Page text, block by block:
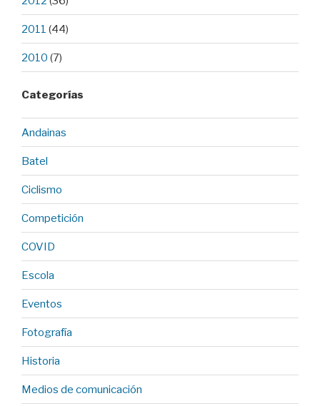
2011 (44)
2010 (7)
Categorías
Andainas
Batel
Ciclismo
Competición
COVID
Escola
Eventos
Fotografía
Historia
Medios de comunicación